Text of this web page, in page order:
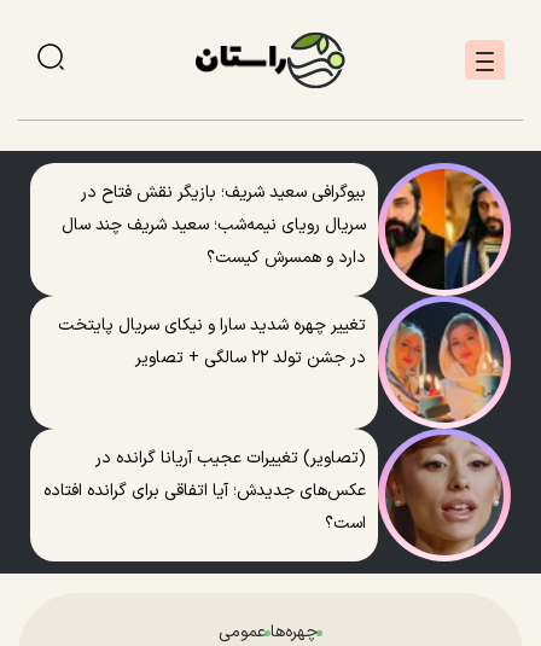
بیوگرافی سعید شریف؛ بازیگر نقش فتاح در
سریال رویای نیمه‌شب؛ سعید شریف چند سال
دارد و همسرش کیست؟
تغییر چهره شدید سارا و نیکای سریال پایتخت
در جشن تولد ۲۲ سالگی + تصاویر
(تصاویر) تغییرات عجیب آریانا گرانده در
عکس‌های جدیدش؛ آیا اتفاقی برای گرانده افتاده
است؟
چهره‌هاعمومی